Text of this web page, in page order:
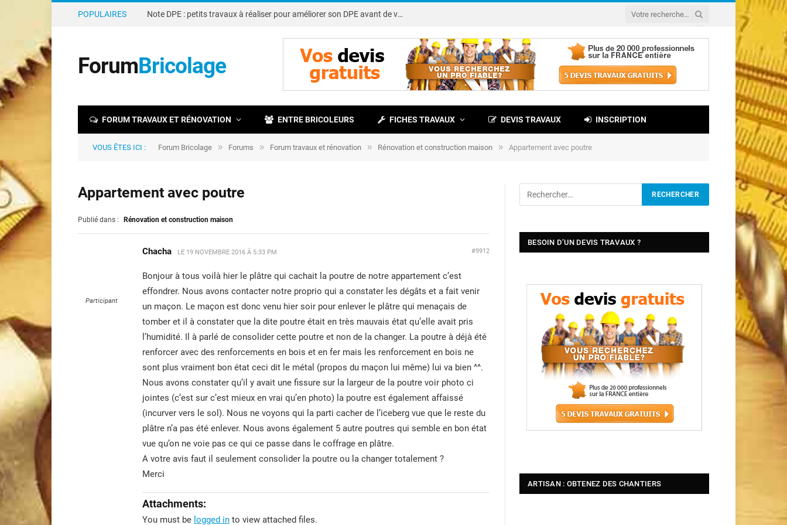
POPULAIRES Note DPE : petits travaux à réaliser pour améliorer son DPE avant de vendre
ForumBricolage
FORUM TRAVAUX ET RÉNOVATION ENTRE BRICOLEURS FICHES TRAVAUX DEVIS TRAVAUX INSCRIPTION
VOUS ÊTES ICI : Forum Bricolage » Forums » Forum travaux et rénovation » Rénovation et construction maison » Appartement avec poutre
Appartement avec poutre
Publié dans : Rénovation et construction maison
Participant
Chacha LE 19 NOVEMBRE 2016 À 5:33 PM #9912
Bonjour à tous voilà hier le plâtre qui cachait la poutre de notre appartement c’est
effondrer. Nous avons contacter notre proprio qui a constater les dégâts et a fait venir
un maçon. Le maçon est donc venu hier soir pour enlever le plâtre qui menaçais de
tomber et il à constater que la dite poutre était en très mauvais état qu’elle avait pris
l’humidité. Il à parlé de consolider cette poutre et non de la changer. La poutre à déjà été
renforcer avec des renforcements en bois et en fer mais les renforcement en bois ne
sont plus vraiment bon état ceci dit le métal (propos du maçon lui même) lui va bien ^^.
Nous avons constater qu’il y avait une fissure sur la largeur de la poutre voir photo ci
jointes (c’est sur c’est mieux en vrai qu’en photo) la poutre est également affaissé
(incurver vers le sol). Nous ne voyons qui la parti cacher de l’iceberg vue que le reste du
plâtre n’a pas été enlever. Nous avons également 5 autre poutres qui semble en bon état
vue qu’on ne voie pas ce qui ce passe dans le coffrage en plâtre.
A votre avis faut il seulement consolider la poutre ou la changer totalement ?
Merci
Attachments:
You must be logged in to view attached files.
BESOIN D’UN DEVIS TRAVAUX ?
ARTISAN : OBTENEZ DES CHANTIERS